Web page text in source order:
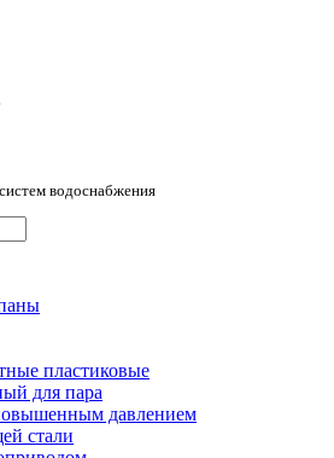
водоснабжения
пластиковые
для пара
давлением
стали